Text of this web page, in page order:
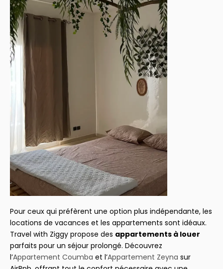
Pour ceux qui préfèrent une option plus indépendante, les
locations de vacances et les appartements sont idéaux.
Travel with Ziggy propose des appartements à louer
parfaits pour un séjour prolongé. Découvrez
l’Appartement Coumba et l’Appartement Zeyna sur